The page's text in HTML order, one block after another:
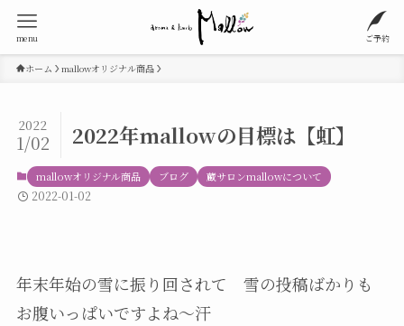
ご予約
menu
ホーム mallowオリジナル商品
2022年mallowの目標は【虹】
2022
1/02
mallowオリジナル商品 ブログ 蔵サロンmallowについて
2022-01-02
年末年始の雪に振り回されて 雪の投稿ばかりも
お腹いっぱいですよね〜汗